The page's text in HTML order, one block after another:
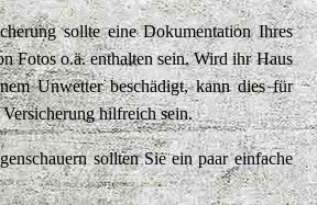
sollte eine Dokumentation Ihres
Fotos o.ä. enthalten sein. Wird ihr Haus
Unwetter beschädigt, kann dies für
hilfreich sein.
sollten Sie ein paar einfache